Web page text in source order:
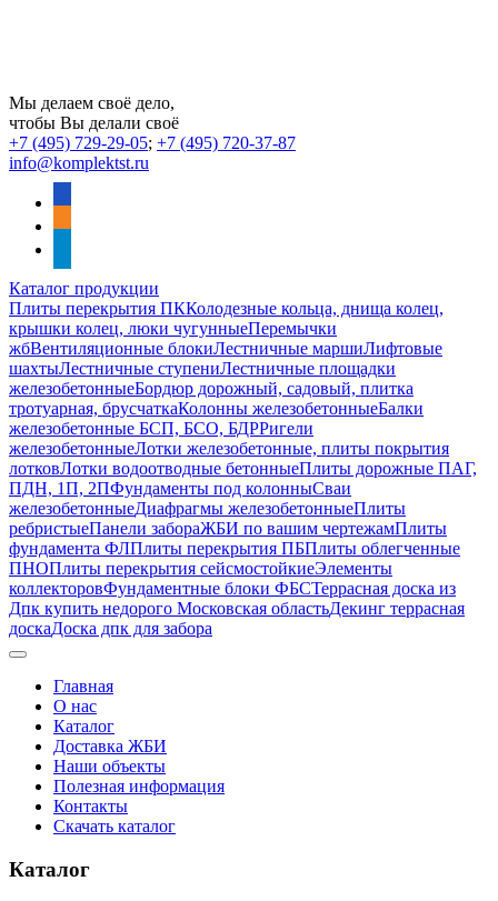
Мы делаем своё дело,
чтобы Вы делали своё
+7 (495) 729-29-05; +7 (495) 720-37-87
info@komplektst.ru
Каталог продукции
Плиты перекрытия ПККолодезные кольца, днища колец,
крышки колец, люки чугунныеПеремычки
жбВентиляционные блокиЛестничные маршиЛифтовые
шахтыЛестничные ступениЛестничные площадки
железобетонныеБордюр дорожный, садовый, плитка
тротуарная, брусчаткаКолонны железобетонныеБалки
железобетонные БСП, БСО, БДРРигели
железобетонныеЛотки железобетонные, плиты покрытия
лотковЛотки водоотводные бетонныеПлиты дорожные ПАГ,
ПДН, 1П, 2ПФундаменты под колонныСваи
железобетонныеДиафрагмы железобетонныеПлиты
ребристыеПанели забораЖБИ по вашим чертежамПлиты
фундамента ФЛПлиты перекрытия ПБПлиты облегченные
ПНОПлиты перекрытия сейсмостойкиеЭлементы
коллекторовФундаментные блоки ФБСТеррасная доска из
Дпк купить недорого Московская областьДекинг террасная
доскаДоска дпк для забора
Главная
О нас
Каталог
Доставка ЖБИ
Наши объекты
Полезная информация
Контакты
Скачать каталог
Каталог